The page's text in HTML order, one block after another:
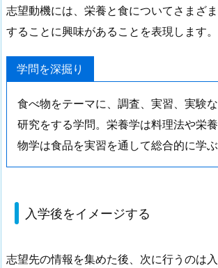
志望動機には、栄養と食についてさまざ
することに興味があることを表現します。
学問を深掘り
食べ物をテーマに、調査、実習、実験
研究をする学問。栄養学は料理法や栄
物学は食品を実習を通して総合的に学ぶ
入学後をイメージする
志望先の情報を集めた後、次に行うのは